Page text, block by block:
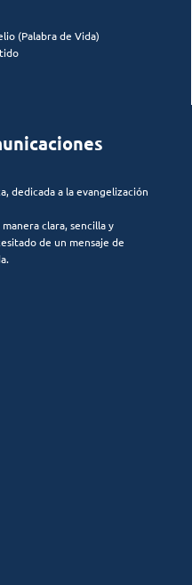
(Palabra de Vida)
dedicada a la evangelización
clara, sencilla y
de un mensaje de